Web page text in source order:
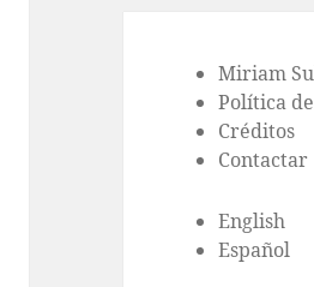
Miriam
Política
Créditos
Contactar
English
Español